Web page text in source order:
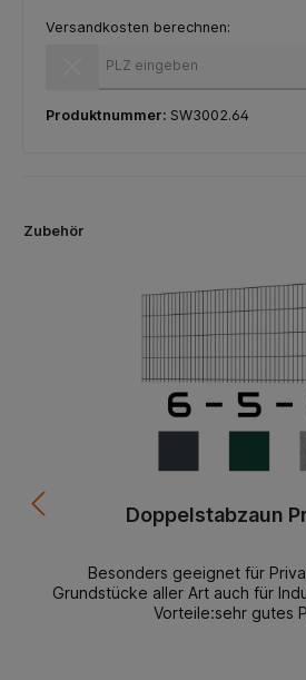
Versandkosten berechnen:
Produktnummer: SW3002.64
Zubehör
Doppelstabzaun
Besonders geeignet für
Grundstücke aller Art auch für
Vorteile:sehr gutes